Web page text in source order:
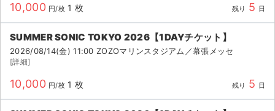
10,000 円/枚 1 枚 残り 5 日
SUMMER SONIC TOKYO 2026【1DAYチケット】
2026/08/14(金) 11:00 ZOZOマリンスタジアム／幕張メッセ
[詳細]
10,000 円/枚 1 枚 残り 5 日